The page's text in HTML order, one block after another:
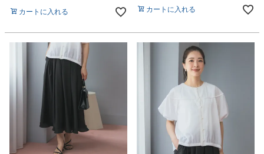
カートに入れる
カートに入れる